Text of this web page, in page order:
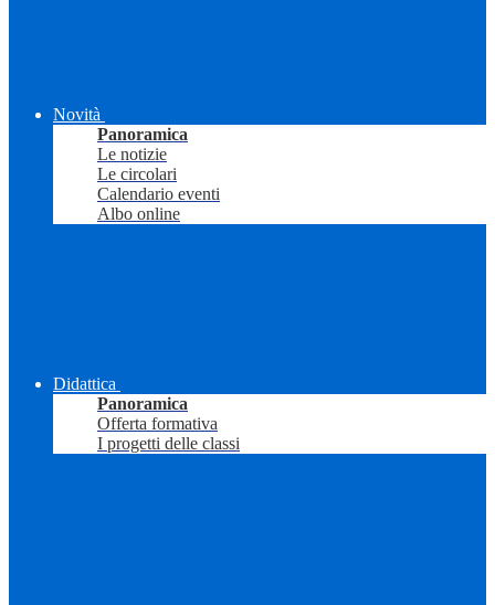
Novità
Panoramica
Le notizie
Le circolari
Calendario eventi
Albo online
Didattica
Panoramica
Offerta formativa
I progetti delle classi